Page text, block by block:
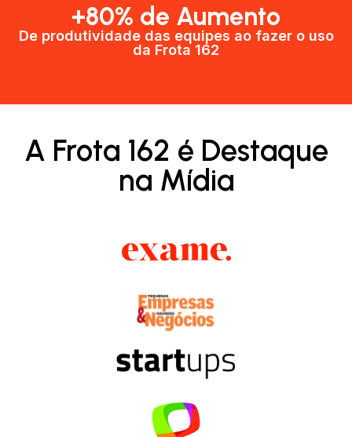
+80% de Aumento
De produtividade das equipes ao fazer o uso
da Frota 162​
A Frota 162 é Destaque
na Mídia